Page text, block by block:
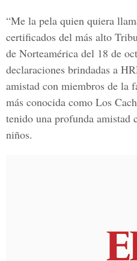
“Me la pela quien quiera
certificados del más alto
de Norteamérica del 18 de
declaraciones brindadas a
amistad con miembros de la
más conocida como Los
tenido una profunda amistad
niños.